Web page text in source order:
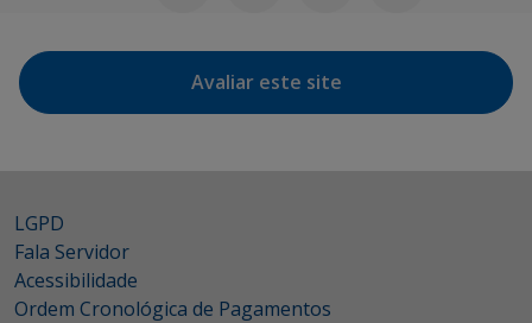
Avaliar este site
LGPD
Fala Servidor
Acessibilidade
Ordem Cronológica de Pagamentos